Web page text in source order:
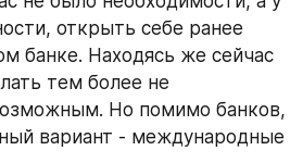
открыть себе ранее
банке. Находясь же сейчас
тем более не
Но помимо банков,
вариант - международные